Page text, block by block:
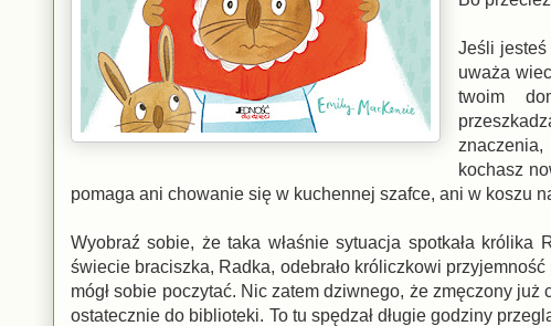
Jeśli jesteś
uważa
twoim
kochasz
pomaga ani chowanie się w kuchennej szafce, ani w koszu
Wyobraź sobie, że taka właśnie sytuacja spotkała
świecie braciszka, Radka, odebrało króliczkowi
mógł sobie poczytać. Nic zatem dziwnego, że zmęczony
ostatecznie do biblioteki. To tu spędzał długie godziny